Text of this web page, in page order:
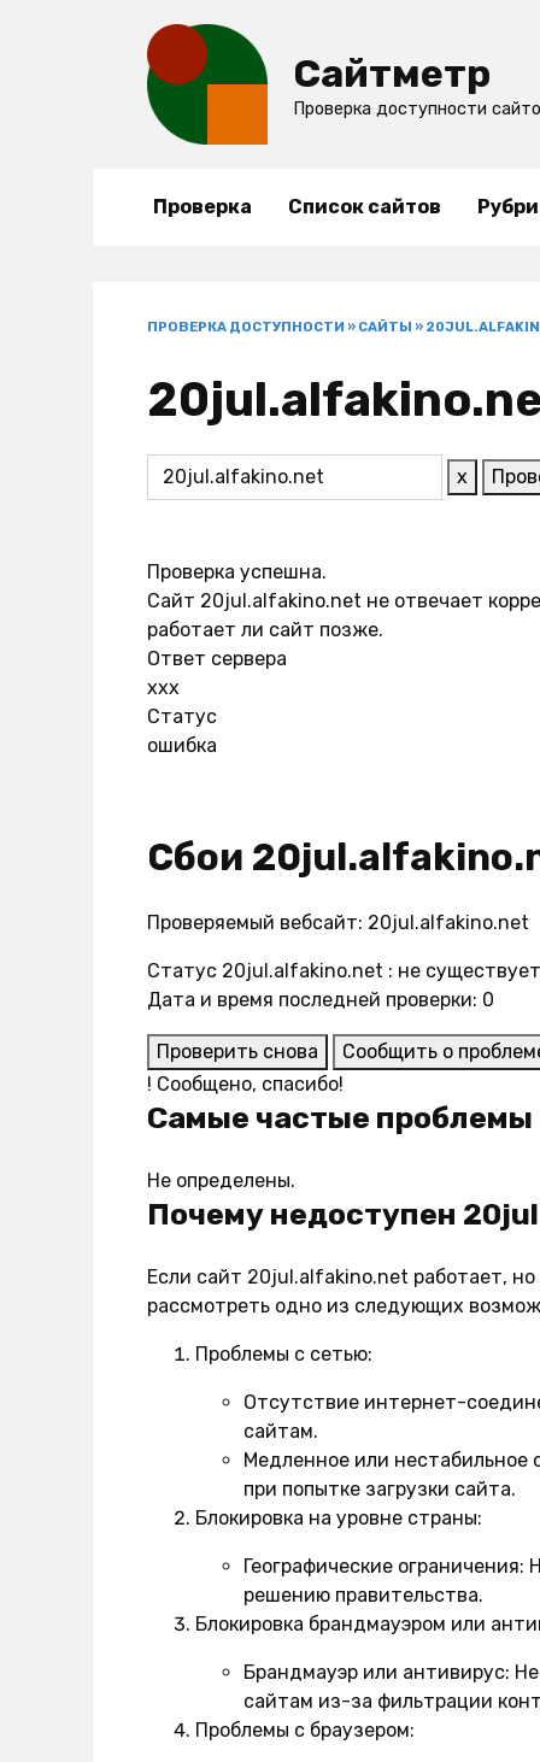
Сайтметр
Проверка доступности
Проверка Список сайтов
ПРОВЕРКА ДОСТУПНОСТИ » САЙТЫ »
x
Проверка успешна.
Сайт 20jul.alfakino.net не отвечает
работает ли сайт позже.
Ответ сервера
xxx
Статус
ошибка
Сбои
Проверяемый вебсайт: 20jul.alfakino.net
Статус 20jul.alfakino.net : не существует
Дата и время последней проверки: 0
Проверить снова
Сообщить о
! Сообщено, спасибо!
Самые частые
Не определены.
Почему недоступен
Если сайт 20jul.alfakino.net работает,
рассмотреть одно из следующих
Проблемы с сетью:
Отсутствие интернет-
сайтам.
Медленное или нестабильное
при попытке загрузки сайта.
Блокировка на уровне страны:
Географические ограничения:
решению правительства.
Блокировка брандмауэром или
Брандмауэр или антивирус:
сайтам из-за фильтрации
Проблемы с браузером: